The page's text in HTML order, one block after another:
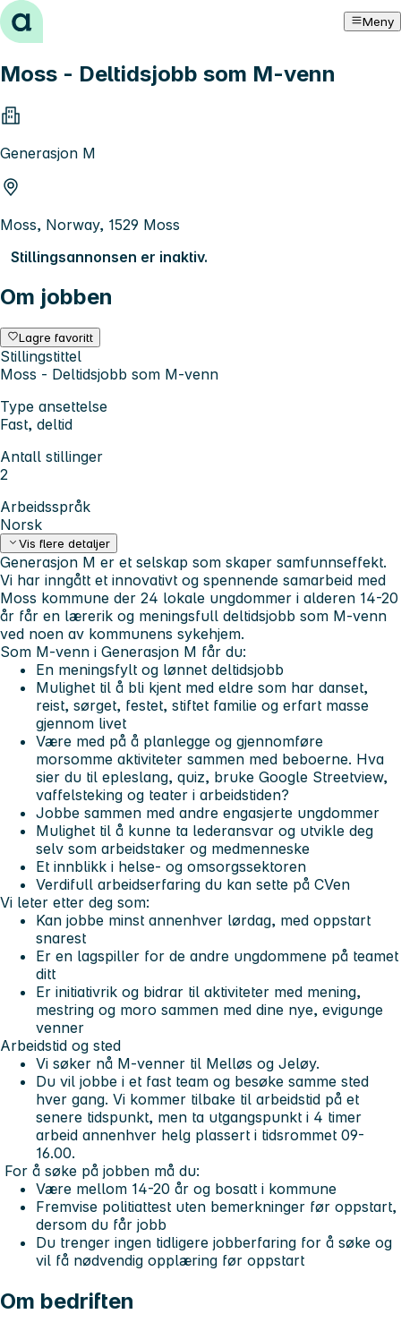
Hopp til innhold Meny
Moss - Deltidsjobb som M-venn
Generasjon M
Moss, Norway, 1529 Moss
Stillingsannonsen er inaktiv.
Om jobben
Lagre favoritt
Stillingstittel
Moss - Deltidsjobb som M-venn
Type ansettelse
Fast, deltid
Antall stillinger
2
Arbeidsspråk
Norsk
Vis flere detaljer
Generasjon M er et selskap som skaper samfunnseffekt.
Vi har inngått et innovativt og spennende samarbeid med
Moss kommune der 24 lokale ungdommer i alderen 14-20
år får en lærerik og meningsfull deltidsjobb som M-venn
ved noen av kommunens sykehjem.
Som M-venn i Generasjon M får du:
En meningsfylt og lønnet deltidsjobb
Mulighet til å bli kjent med eldre som har danset,
reist, sørget, festet, stiftet familie og erfart masse
gjennom livet
Være med på å planlegge og gjennomføre
morsomme aktiviteter sammen med beboerne. Hva
sier du til epleslang, quiz, bruke Google Streetview,
vaffelsteking og teater i arbeidstiden?
Jobbe sammen med andre engasjerte ungdommer
Mulighet til å kunne ta lederansvar og utvikle deg
selv som arbeidstaker og medmenneske
Et innblikk i helse- og omsorgssektoren
Verdifull arbeidserfaring du kan sette på CVen
Vi leter etter deg som:
Kan jobbe minst annenhver lørdag, med oppstart
snarest
Er en lagspiller for de andre ungdommene på teamet
ditt
Er initiativrik og bidrar til aktiviteter med mening,
mestring og moro sammen med dine nye, evigunge
venner
Arbeidstid og sted
Vi søker nå M-venner til Melløs og Jeløy.
Du vil jobbe i et fast team og besøke samme sted
hver gang. Vi kommer tilbake til arbeidstid på et
senere tidspunkt, men ta utgangspunkt i 4 timer
arbeid annenhver helg plassert i tidsrommet 09-
16.00.
For å søke på jobben må du:
Være mellom 14-20 år og bosatt i kommune
Fremvise politiattest uten bemerkninger før oppstart,
dersom du får jobb
Du trenger ingen tidligere jobberfaring for å søke og
vil få nødvendig opplæring før oppstart
Om bedriften